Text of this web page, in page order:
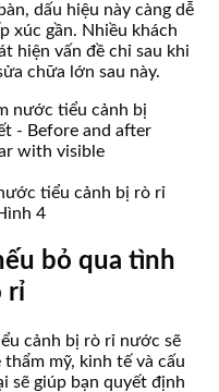
dấu hiệu này càng dễ
xúc gần. Nhiều khách
hiện vấn đề chỉ sau khi
chữa lớn sau này.
tiểu cảnh bị rò rỉ
4
bỏ qua tình
rỉ
cảnh bị rò rỉ nước sẽ
mỹ, kinh tế và cấu
sẽ giúp bạn quyết định